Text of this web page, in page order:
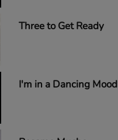
Three to Get Ready
I'm in a Dancing Mood